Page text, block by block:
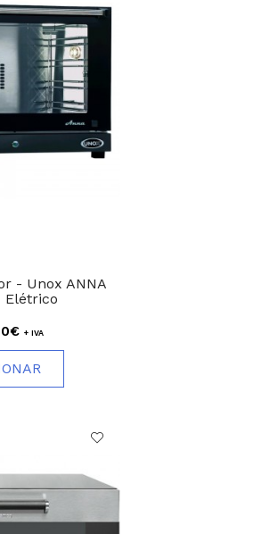
- Unox ANNA
Elétrico
+ IVA